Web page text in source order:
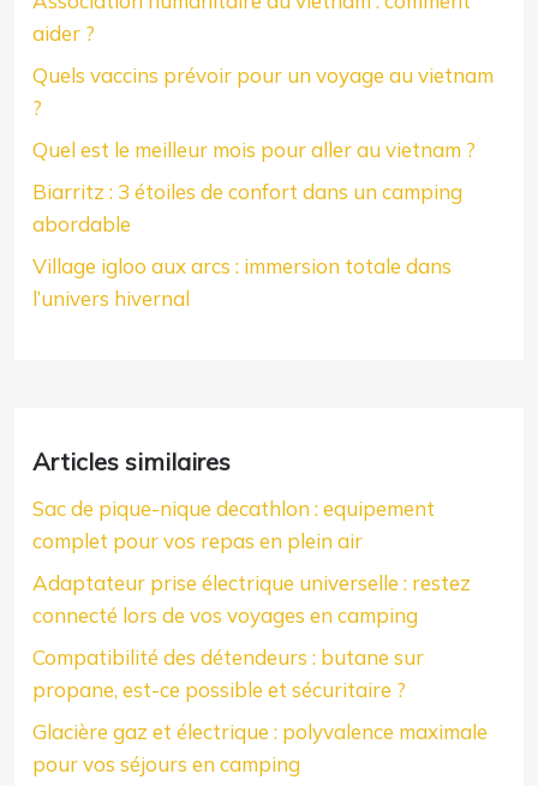
aider ?
Quels vaccins prévoir pour un voyage au vietnam
?
Quel est le meilleur mois pour aller au vietnam ?
Biarritz : 3 étoiles de confort dans un camping
abordable
Village igloo aux arcs : immersion totale dans
l’univers hivernal
Articles similaires
Sac de pique-nique decathlon : equipement
complet pour vos repas en plein air
Adaptateur prise électrique universelle : restez
connecté lors de vos voyages en camping
Compatibilité des détendeurs : butane sur
propane, est-ce possible et sécuritaire ?
Glacière gaz et électrique : polyvalence maximale
pour vos séjours en camping